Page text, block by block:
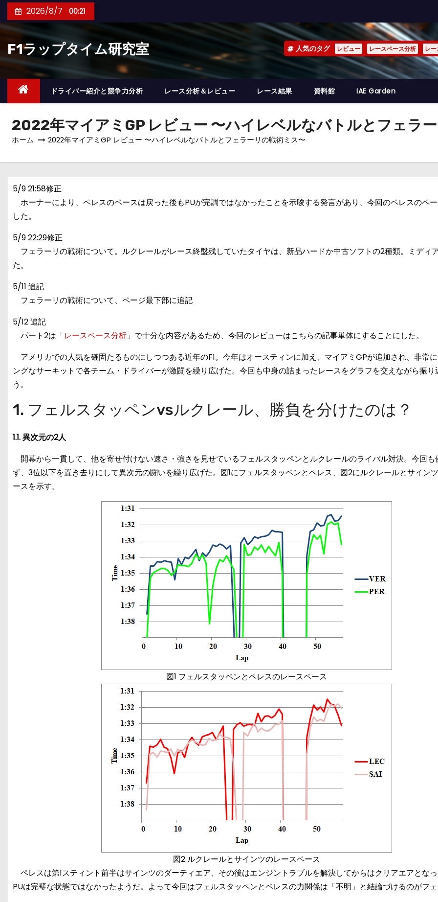
ン
ツ
キ
2026/8/7 00:21
F1ラップタイム研究室 人気のタグ レビュー レースペース分析 レ
ドライバー紹介と競争力分析 レース分析＆レビュー レース結果 資料館 IAE Garden
2022年マイアミGP レビュー 〜ハイレベルなバトルとフェラ
ホーム 2022年マイアミGP レビュー 〜ハイレベルなバトルとフェラーリの戦術ミス〜
5/9 21:58修正
ホーナーにより、ペレスのペースは戻った後もPUが完調ではなかったことを示唆する発言があり、今回のペレスのペ
した。
5/9 22:29修正
フェラーリの戦術について。ルクレールがレース終盤残していたタイヤは、新品ハードか中古ソフトの2種類。ミディ
た。
5/11 追記
フェラーリの戦術について、ページ最下部に追記
5/12 追記
パート2は「レースペース分析」で十分な内容があるため、今回のレビューはこちらの記事単体にすることにした。
アメリカでの人気を確固たるものにしつつある近年のF1。今年はオースティンに加え、マイアミGPが追加され、非常
ングなサーキットで各チーム・ドライバーが激闘を繰り広げた。今回も中身の詰まったレースをグラフを交えながら振り
う。
1. フェルスタッペンvsルクレール、勝負を分けたのは？
1.1. 異次元の2人
開幕から一貫して、他を寄せ付けない速さ・強さを見せているフェルスタッペンとルクレールのライバル対決。今回も
ず、3位以下を置き去りにして異次元の闘いを繰り広げた。図1にフェルスタッペンとペレス、図2にルクレールとサイン
ースを示す。
図1 フェルスタッペンとペレスのレースペース
図2 ルクレールとサインツのレースペース
ペレスは第1スティント前半はサインツのダーティエア、その後はエンジントラブルを解決してからはクリアエアとなっ
PUは完璧な状態ではなかったようだ。よって今回はフェルスタッペンとペレスの力関係は「不明」と結論づけるのがフェ